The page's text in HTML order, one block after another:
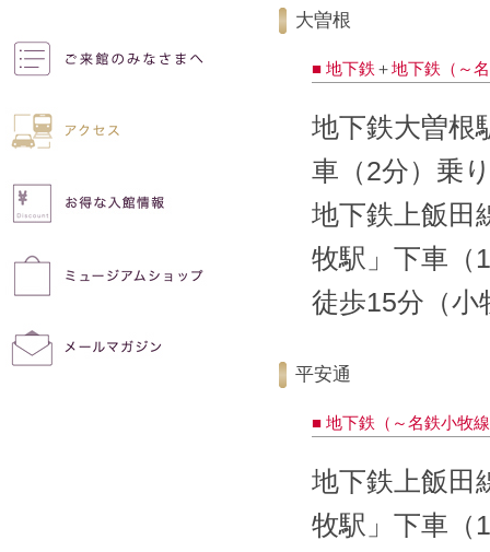
大曽根
■ 地下鉄 ＋地下鉄（～
地下鉄大曽根
車（2分）乗
地下鉄上飯田
牧駅」下車（
徒歩15分（
平安通
■ 地下鉄（～名鉄小牧
地下鉄上飯田
牧駅」下車（